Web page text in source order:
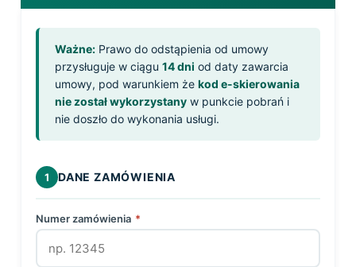
Ważne: Prawo do odstąpienia od umowy
przysługuje w ciągu 14 dni od daty zawarcia
umowy, pod warunkiem że kod e-skierowania
nie został wykorzystany w punkcie pobrań i
nie doszło do wykonania usługi.
1 DANE ZAMÓWIENIA
Numer zamówienia *